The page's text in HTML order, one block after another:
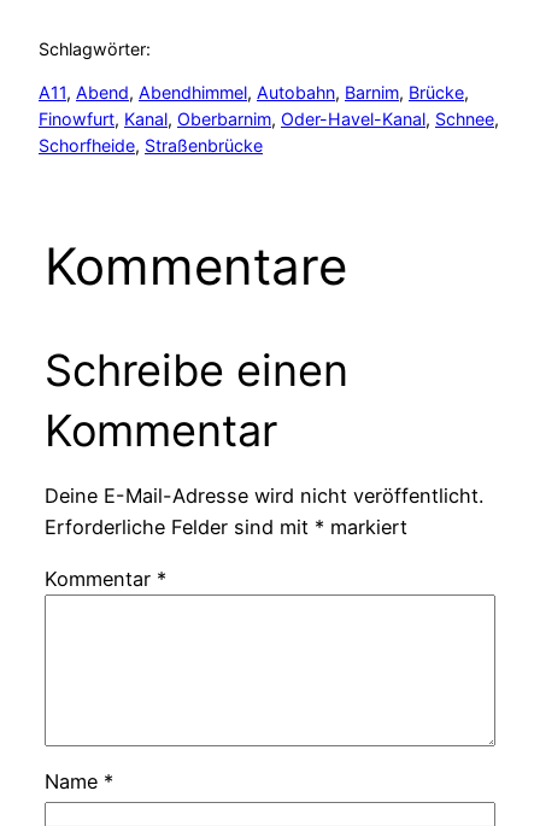
Schlagwörter:
A11, Abend, Abendhimmel, Autobahn, Barnim, Brücke
Finowfurt, Kanal, Oberbarnim, Oder-Havel-Kanal, Schnee
Schorfheide, Straßenbrücke
Kommentare
Schreibe einen
Kommentar
Deine E-Mail-Adresse wird nicht veröffentlicht.
Erforderliche Felder sind mit * markiert
Kommentar *
Name *